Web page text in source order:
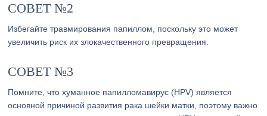
СОВЕТ №2
Избегайте травмирования папиллом, поскольку это может
увеличить риск их злокачественного превращения.
СОВЕТ №3
Помните, что хуманное папилломавирус (HPV) является
основной причиной развития рака шейки матки, поэтому важно